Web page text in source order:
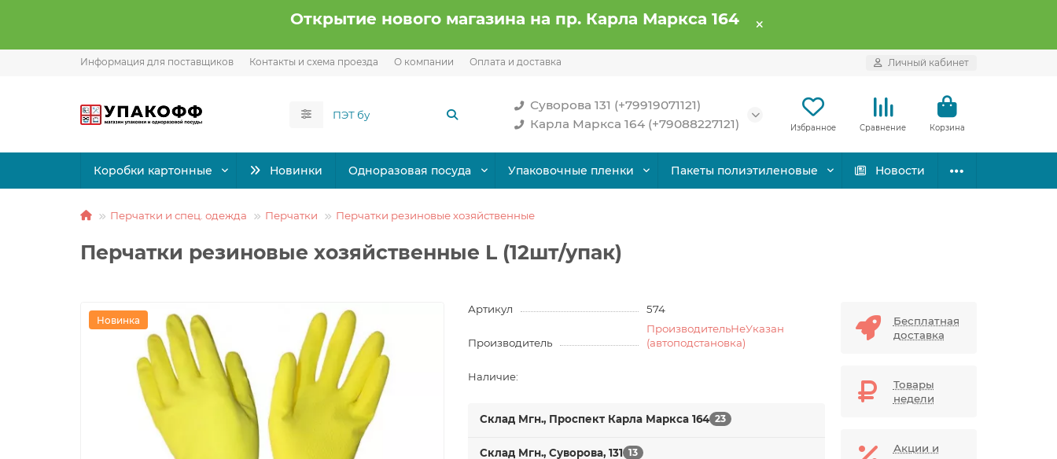
Открытие нового магазина на пр. Карла Маркса 164
Информация для поставщиков Контакты и схема проезда О компании Оплата и доставка Личный кабинет
Суворова 131 (+79919071121)
Карла Маркса 164 (+79088227121)
Избранное Сравнение Корзина
Коробки картонные Новинки Одноразовая посуда Упаковочные пленки Пакеты полиэтиленовые Новости
Перчатки и спец. одежда Перчатки Перчатки резиновые хозяйственные
Перчатки резиновые хозяйственные L (12шт/упак)
Новинка
Артикул 574
Производитель
ПроизводительНеУказан
(автоподстановка)
Наличие:
Склад Мгн., Проспект Карла Маркса 164 23
Склад Мгн., Суворова, 131 13
Бесплатная
доставка
Товары
недели
Акции и